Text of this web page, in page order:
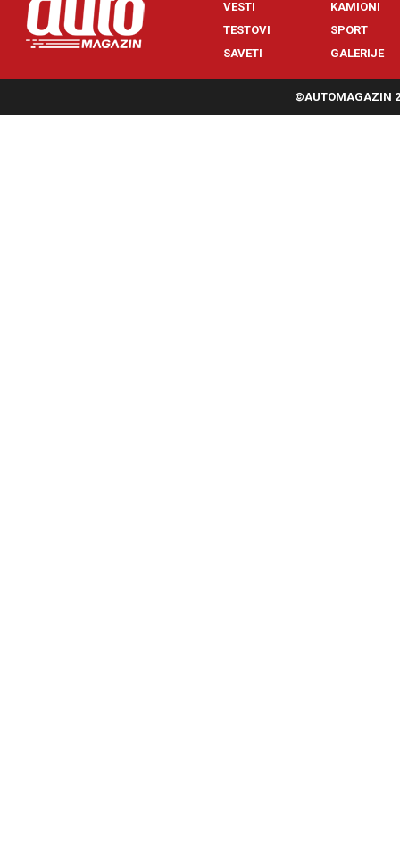
VESTI
TESTOVI
SAVETI
KAMIONI
SPORT
GALERIJE
©AUTOMAGAZIN